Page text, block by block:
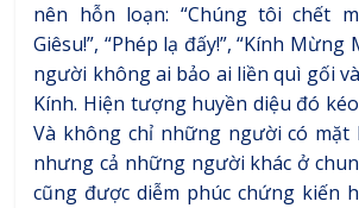
nên hỗn loạn: “Chúng tôi chết
Giêsu!”, “Phép lạ đấy!”, “Kính Mừng
người không ai bảo ai liền quì gối
Kính. Hiện tượng huyền diệu đó
Và không chỉ những người có mặt
nhưng cả những người khác ở
cũng được diễm phúc chứng kiến